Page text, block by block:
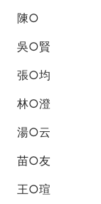
陳○
吳○賢
張○均
林○澄
湯○云
苗○友
王○瑄